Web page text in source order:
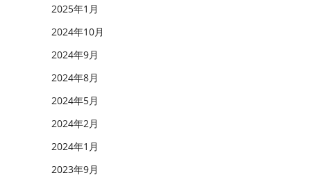
2025年1月
2024年10月
2024年9月
2024年8月
2024年5月
2024年2月
2024年1月
2023年9月